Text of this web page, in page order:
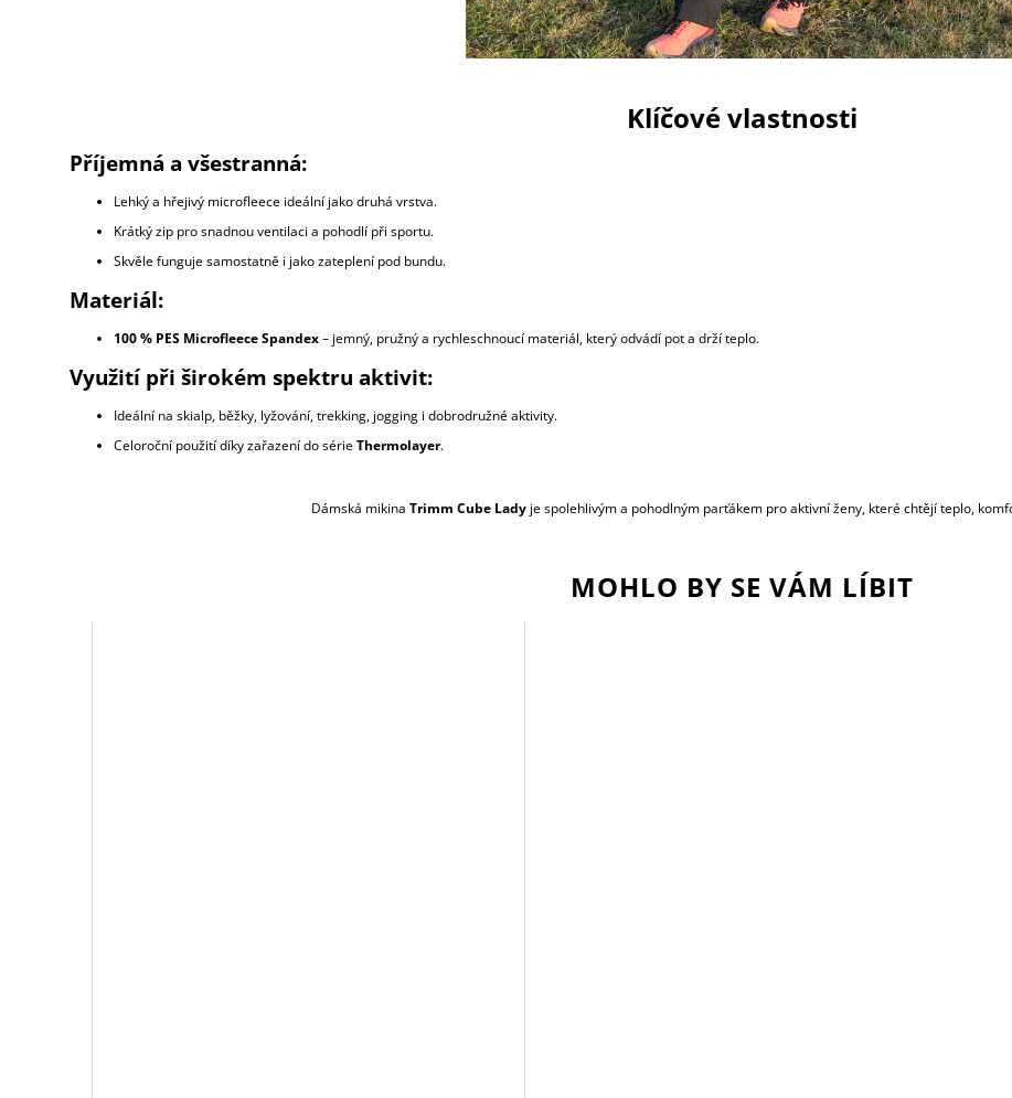
Klíčové vlastnosti
Příjemná a všestranná:
Lehký a hřejivý microfleece ideální jako druhá vrstva.
Krátký zip pro snadnou ventilaci a pohodlí při sportu.
Skvěle funguje samostatně i jako zateplení pod bundu.
Materiál:
100 % PES Microfleece Spandex– jemný, pružný a rychleschnoucí materiál, který odvádí pot a drží teplo.
Využití při širokém spektru aktivit:
Ideální na skialp, běžky, lyžování, trekking, jogging i dobrodružné aktivity.
Celoroční použití díky zařazení do sérieThermolayer.
Dámská mikina Trimm Cube Ladyje spolehlivým a pohodlným parťákem pro aktivní ženy, které chtějí teplo,
MOHLO BY SE VÁM LÍBIT